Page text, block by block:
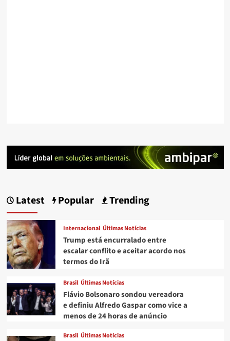
Latest Popular Trending
Internacional Últimas Notícias
Trump está encurralado entre
escalar conflito e aceitar acordo nos
termos do Irã
Brasil Últimas Notícias
Flávio Bolsonaro sondou vereadora
e definiu Alfredo Gaspar como vice a
menos de 24 horas de anúncio
Brasil Últimas Notícias